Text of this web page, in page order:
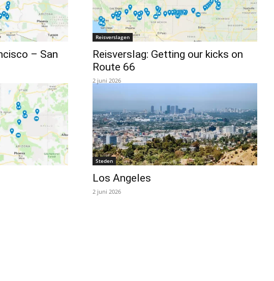
– San
Reisverslagen
Reisverslag: Getting our kicks on
Route 66
2 juni 2026
Steden
Los Angeles
2 juni 2026